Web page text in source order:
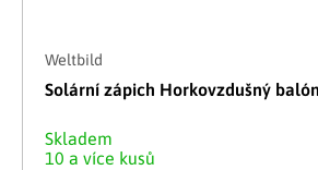
Weltbild
Solární zápich Horkovzdušný balón
Skladem
10 a více kusů